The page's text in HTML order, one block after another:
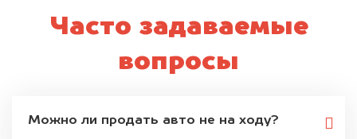
Часто задаваемые
вопросы
Можно ли продать авто не на ходу?